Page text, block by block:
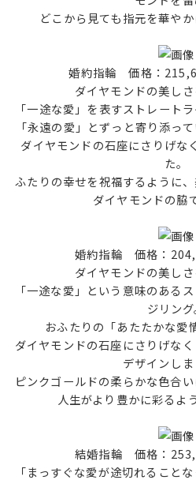
どこから見ても指元を華やか
婚約指輪 価格：
ダイヤモンドの美しさ
「一途な愛」を表すストレート
「永遠の愛」とずっと寄り添っ
ダイヤモンドの石座にさりげな
た。
ふたりの幸せを祝福するように
ダイヤモンドの脇
婚約指輪 価格：
ダイヤモンドの美しさ
「一途な愛」という意味のある
ジリング
おふたりの「あたたかな愛
ダイヤモンドの石座にさりげな
デザインしま
ピンクゴールドの柔らかな色合
人生がより豊かに彩るよ
結婚指輪 価格：
「まっすぐな愛が途切れること